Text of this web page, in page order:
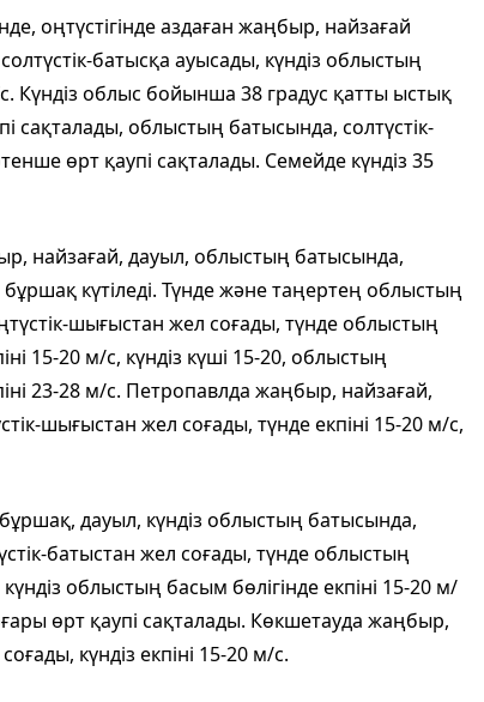
оңтүстігінде аздаған жаңбыр, найзағай
батысқа ауысады, күндіз облыстың
Күндіз облыс бойынша 38 градус қатты ыстық
сақталады, облыстың батысында, солтүстік-
өрт қаупі сақталады. Семейде күндіз 35
найзағай, дауыл, облыстың батысында,
күтіледі. Түнде және таңертең облыстың
шығыстан жел соғады, түнде облыстың
15-20 м/с, күндіз күші 15-20, облыстың
23-28 м/с. Петропавлда жаңбыр, найзағай,
шығыстан жел соғады, түнде екпіні 15-20 м/с,
дауыл, күндіз облыстың батысында,
батыстан жел соғады, түнде облыстың
облыстың басым бөлігінде екпіні 15-20 м/
өрт қаупі сақталады. Көкшетауда жаңбыр,
күндіз екпіні 15-20 м/с.